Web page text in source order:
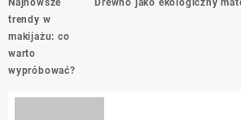
wpisu
trendy w
makijażu: co
warto
wypróbować?